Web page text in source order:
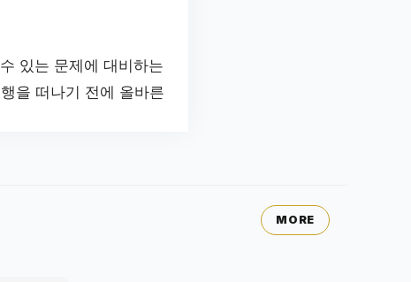
있는 문제에 대비하는
을 떠나기 전에 올바른
MORE